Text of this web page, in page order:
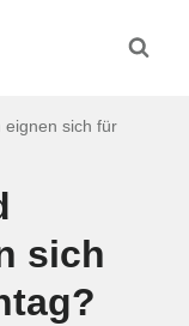
eignen sich für
sich